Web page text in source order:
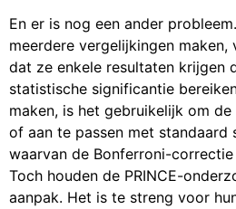
En er is nog een ander
meerdere vergelijkingen
dat ze enkele resultaten krijgen
statistische significantie
maken, is het gebruikelijk om
of aan te passen met standaard
waarvan de Bonferroni-
Toch houden de PRINCE-
aanpak. Het is te streng voor